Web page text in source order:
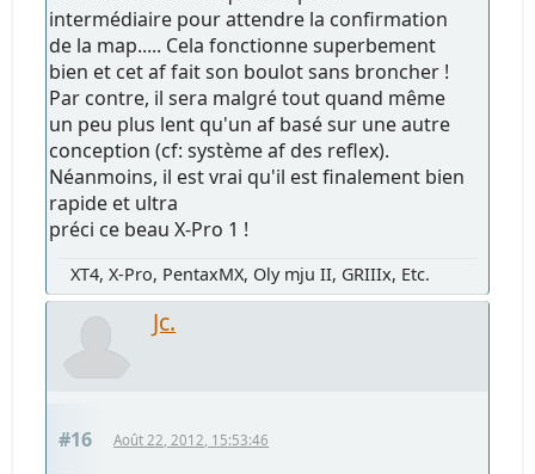
intermédiaire pour attendre la confirmation
de la map..... Cela fonctionne superbement
bien et cet af fait son boulot sans broncher !
Par contre, il sera malgré tout quand même
un peu plus lent qu'un af basé sur une autre
conception (cf: système af des reflex).
Néanmoins, il est vrai qu'il est finalement bien
rapide et ultra
préci ce beau X-Pro 1 !
XT4, X-Pro, PentaxMX, Oly mju II, GRIIIx, Etc.
Jc.
#16 Août 22, 2012, 15:53:46